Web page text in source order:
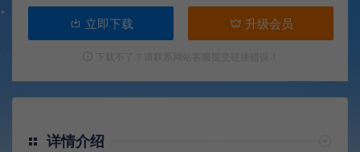
立即下载 升级会员
详情介绍